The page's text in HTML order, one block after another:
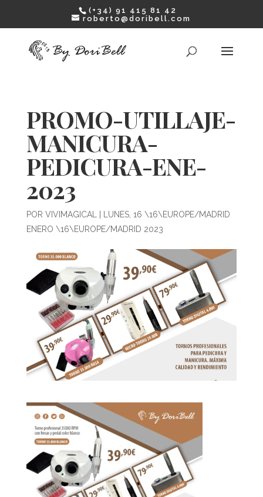
(+34) 91 415 81 42
roberto@doribell.com
PROMO-UTILLAJE-
MANICURA-
PEDICURA-ENE-
2023
POR VIVIMAGICAL
LUNES, 16 \16\EUROPE/MADRID
ENERO \16\EUROPE/MADRID 2023